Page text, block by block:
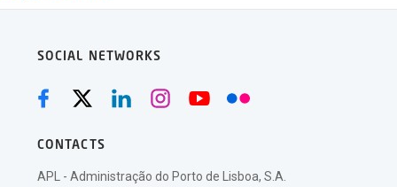
SOCIAL NETWORKS
CONTACTS
APL - Administração do Porto de Lisboa, S.A.